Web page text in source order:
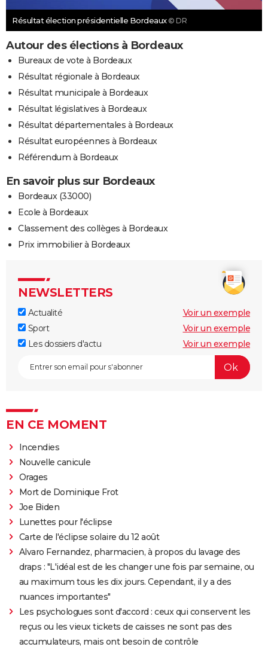
Résultat élection présidentielle Bordeaux © DR
Autour des élections à Bordeaux
Bureaux de vote à Bordeaux
Résultat régionale à Bordeaux
Résultat municipale à Bordeaux
Résultat législatives à Bordeaux
Résultat départementales à Bordeaux
Résultat européennes à Bordeaux
Référendum à Bordeaux
En savoir plus sur Bordeaux
Bordeaux (33000)
Ecole à Bordeaux
Classement des collèges à Bordeaux
Prix immobilier à Bordeaux
NEWSLETTERS
Actualité
Voir un exemple
Sport
Voir un exemple
Les dossiers d'actu
Voir un exemple
EN CE MOMENT
Incendies
Nouvelle canicule
Orages
Mort de Dominique Frot
Joe Biden
Lunettes pour l'éclipse
Carte de l'éclipse solaire du 12 août
Alvaro Fernandez, pharmacien, à propos du lavage des
draps : "L'idéal est de les changer une fois par semaine, ou
au maximum tous les dix jours. Cependant, il y a des
nuances importantes"
Les psychologues sont d'accord : ceux qui conservent les
reçus ou les vieux tickets de caisses ne sont pas des
accumulateurs, mais ont besoin de contrôle